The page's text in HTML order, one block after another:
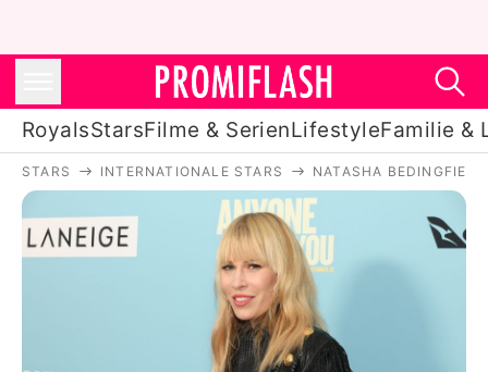
RoyalsStarsFilme & SerienLifestyleFamilie &
Royals
Stars
Filme & Serien
Lifestyle
STARS INTERNATIONALE STARS NATASHA BEDINGFIELD